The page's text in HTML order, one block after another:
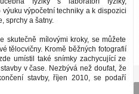
výpočetní techniky a k dispozici
sprchy a šatny.
skutečně mílovými kroky, se můžete
tělocvičny. Kromě běžných fotografií
umístil také snímky zachycující ze
v čase. Nezbývá než doufat, že
stavby, říjen 2010, se podaří